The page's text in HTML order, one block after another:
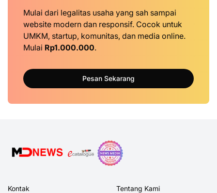
Mulai dari legalitas usaha yang sah sampai
website modern dan responsif. Cocok untuk
UMKM, startup, komunitas, dan media online.
Mulai Rp1.000.000.
Pesan Sekarang
Kontak Tentang Kami